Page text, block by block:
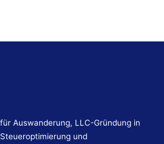
Auswanderung, LLC-Gründung in
und